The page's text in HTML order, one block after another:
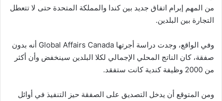
من المهم إبرام اتفاق جديد بين كندا والمملكة المتحدة حتى لا تتعطل
التجارة بين البلدين.
وفي الواقع، وجدت دراسة أجرتها Global Affairs Canada أنه بدون
صفقة، كان الناتج المحلي الإجمالي لكلا البلدين سينخفض ​​وأن أكثر
من 2000 وظيفة كندية كانت ستفقد.
ومن المتوقع أن يدخل التصديق على الصفقة حيز التنفيذ في أوائل